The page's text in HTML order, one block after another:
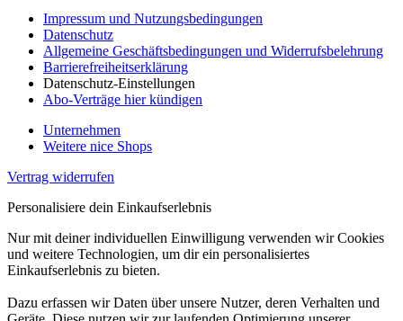
Impressum und Nutzungsbedingungen
Datenschutz
Allgemeine Geschäftsbedingungen und Widerrufsbelehrung
Barrierefreiheitserklärung
Datenschutz-Einstellungen
Abo-Verträge hier kündigen
Unternehmen
Weitere nice Shops
Vertrag widerrufen
Personalisiere dein Einkaufserlebnis
Nur mit deiner individuellen Einwilligung verwenden wir Cookies
und weitere Technologien, um dir ein personalisiertes
Einkaufserlebnis zu bieten.
Dazu erfassen wir Daten über unsere Nutzer, deren Verhalten und